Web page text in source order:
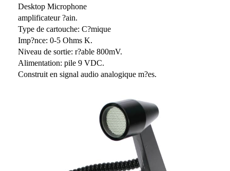
Desktop Microphone
amplificateur ?ain.
Type de cartouche: C?mique
Imp?nce: 0-5 Ohms K.
Niveau de sortie: r?able 800mV.
Alimentation: pile 9 VDC.
Construit en signal audio analogique m?es.